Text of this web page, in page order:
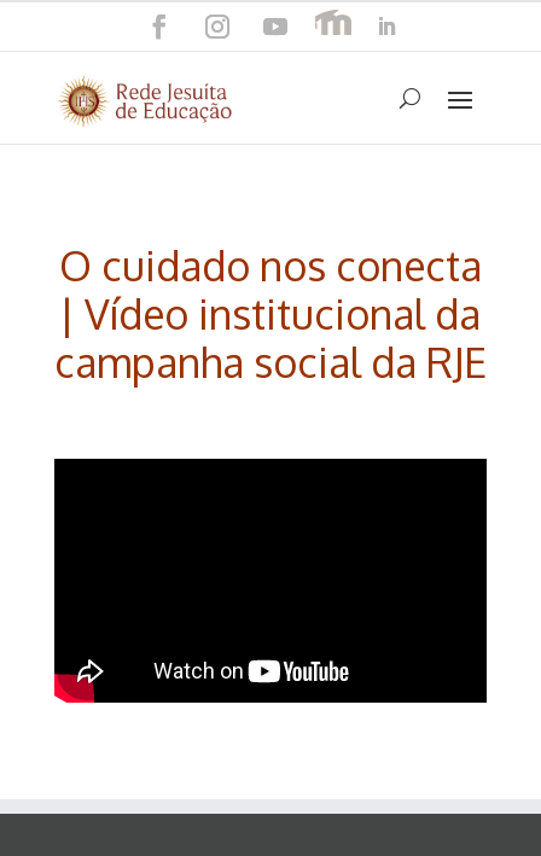
O cuidado nos conecta
| Vídeo institucional da
campanha social da RJE